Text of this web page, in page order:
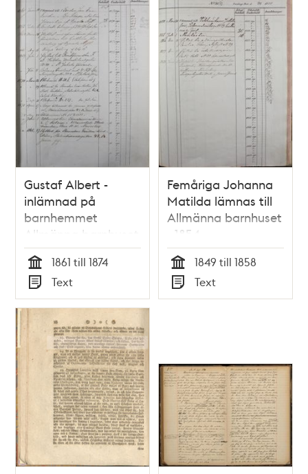
Gustaf Albert -
inlämnad på
barnhemmet
Allmänna barnhuset
1861
Tid
1861 till 1874
Typ
Text
Femåriga Johanna
Matilda lämnas till
Allmänna barnhuset
- 1854
Tid
1849 till 1858
Typ
Text